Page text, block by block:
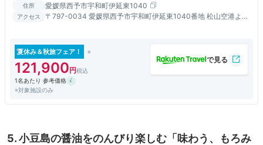
住所 愛媛県西予市宇和町伊延東1040
アクセス
〒797-0034 愛媛県西予市宇和町伊延東1040番地 松山空港より
望の方は事前にご予約くださいませ。
夏休み＆秋旅フェア！
121,900
1名あたり 参考価格
※対象施設のみ
5. 小豆島の醤油をのんびり楽しむ「味わう、もろみ